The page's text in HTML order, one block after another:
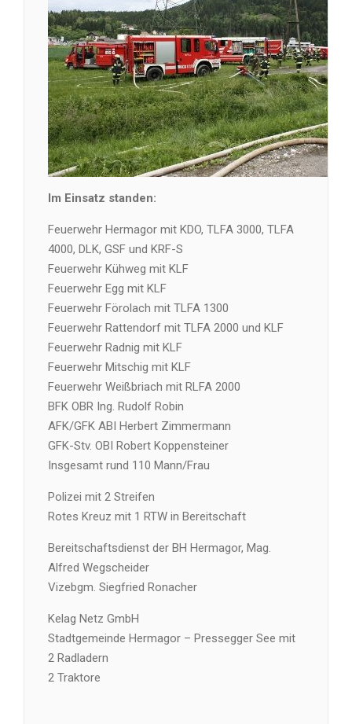
Im Einsatz standen:
Feuerwehr Hermagor mit KDO, TLFA 3000, TLFA
4000, DLK, GSF und KRF-S
Feuerwehr Kühweg mit KLF
Feuerwehr Egg mit KLF
Feuerwehr Förolach mit TLFA 1300
Feuerwehr Rattendorf mit TLFA 2000 und KLF
Feuerwehr Radnig mit KLF
Feuerwehr Mitschig mit KLF
Feuerwehr Weißbriach mit RLFA 2000
BFK OBR Ing. Rudolf Robin
AFK/GFK ABI Herbert Zimmermann
GFK-Stv. OBI Robert Koppensteiner
Insgesamt rund 110 Mann/Frau
Polizei mit 2 Streifen
Rotes Kreuz mit 1 RTW in Bereitschaft
Bereitschaftsdienst der BH Hermagor, Mag.
Alfred Wegscheider
Vizebgm. Siegfried Ronacher
Kelag Netz GmbH
Stadtgemeinde Hermagor – Pressegger See mit
2 Radladern
2 Traktore